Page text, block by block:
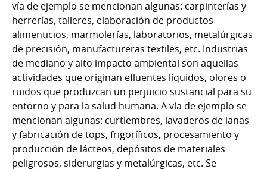
vía de ejemplo se mencionan algunas: carpinterías y
herrerías, talleres, elaboración de productos
alimenticios, marmolerías, laboratorios, metalúrgicas
de precisión, manufactureras textiles, etc. Industrias
de mediano y alto impacto ambiental son aquellas
actividades que originan efluentes líquidos, olores o
ruidos que produzcan un perjuicio sustancial para su
entorno y para la salud humana. A vía de ejemplo se
mencionan algunas: curtiembres, lavaderos de lanas
y fabricación de tops, frigoríficos, procesamiento y
producción de lácteos, depósitos de materiales
peligrosos, siderurgias y metalúrgicas, etc. Se